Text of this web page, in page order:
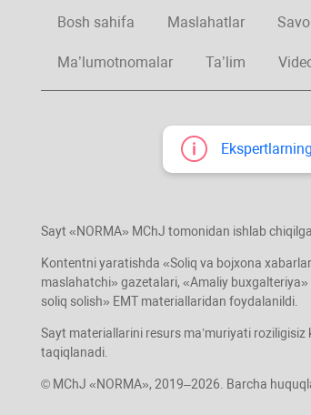
Bosh sahifa Maslahatlar
Ma’lumotnomalar Ta’lim
Sayt «NORMA» MChJ tomonidan ishlab
Kontentni yaratishda «Soliq va bojхona
maslahatchi» gazetalari, «Amaliy buхgalteriya»
soliq solish» EMT materiallaridan foydalanildi.
Sayt materiallarini resurs ma’muriyati roziligisiz
taqiqlanadi.
© MChJ «NORMA», 2019–2026. Barcha